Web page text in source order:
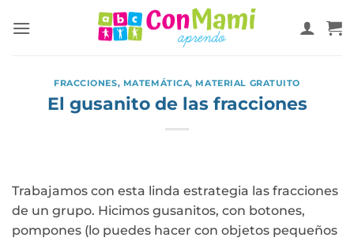
FRACCIONES, MATEMÁTICA, MATERIAL GRATUITO
El gusanito de las fracciones
Trabajamos con esta linda estrategia las fracciones
de un grupo. Hicimos gusanitos, con botones,
pompones (lo puedes hacer con objetos pequeños